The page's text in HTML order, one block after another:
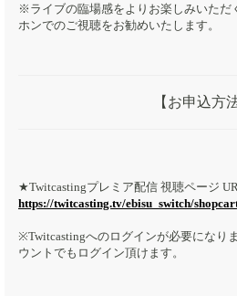
※ライブの臨場感をよりお楽しみいただ
ホンでのご視聴をお勧めいたします。
【お申込方
★Twitcastingプレミア配信 視聴ページ
https://twitcasting.tv/ebisu_switch/
※Twitcastingへのログインが必要になり
ウントでもログイン頂けます。